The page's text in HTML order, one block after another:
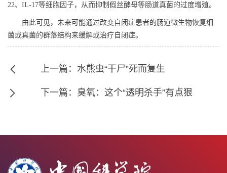
22、IL-17等细胞因子，从而抑制假丝酵母等肠道真菌的过度增殖。
由此可见，未来可能通过改变自闭症患者的肠道微生物恢复细
菌或真菌的群落结构来缓解或治疗自闭症。
上一篇：水熊虫“干尸”死而复生
下一篇：臭氧：这个“透明杀手”有点狠